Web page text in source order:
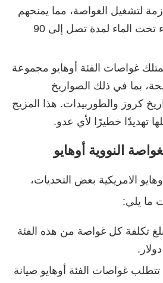
لتشغيل الغواصة، مما يمنحهم
القدرة على البقاء تحت الماء لمدة تصل إلى 90
غواصات الفئة أوهايو مجموعة
بما في ذلك الصواريخ
كروز والطوربيدات. هذا المزيج
تهديدًا خطيرًا لأي عدو.
النووية أوهايو
الامريكية بعض التحديات،
ما يلي:
تكلفة كل غواصة من هذه الفئة
تتطلب غواصات الفئة أوهايو صيانة